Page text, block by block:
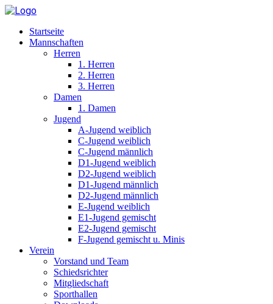
Startseite
Mannschaften
Herren
1. Herren
2. Herren
3. Herren
Damen
1. Damen
Jugend
A-Jugend weiblich
C-Jugend weiblich
C-Jugend männlich
D1-Jugend weiblich
D2-Jugend weiblich
D1-Jugend männlich
D2-Jugend männlich
E-Jugend weiblich
E1-Jugend gemischt
E2-Jugend gemischt
F-Jugend gemischt u. Minis
Verein
Vorstand und Team
Schiedsrichter
Mitgliedschaft
Sporthallen